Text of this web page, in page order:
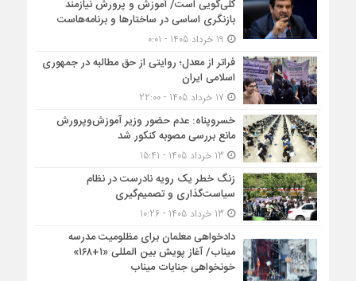
کلی‌گویی است/ آموزش و پرورش نیازمند
بازنگری اساسی در ساختارها و برنامه‌هاست
فراتر از معدل؛ روایتی از حق مطالبه در جمهوری
اسلامی ایران
خسروپناه: عدم حضور وزیر آموزش‌وپرورش
مانع بررسی مصوبه کنکور شد
زنگ خطر یک رویه نادرست در نظام
سیاست‌گذاری و تصمیم‌گیری
دادخواهی معلمان برای مظلومیت مدرسه
میناب/ آغاز پویش بین المللی «۱+۱۶۸»
خونخواهی جنایات میناب